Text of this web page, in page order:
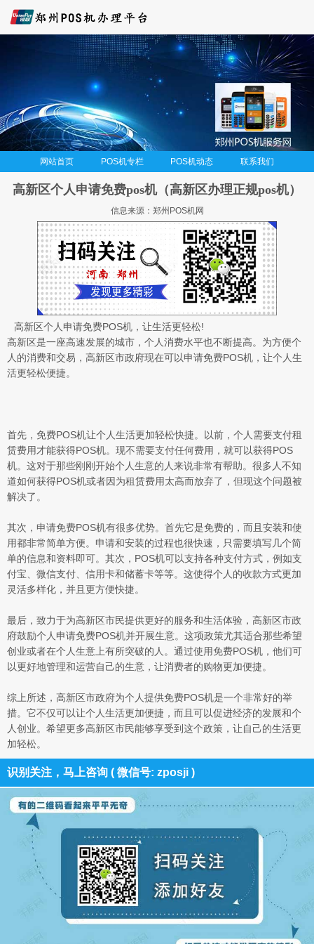
网站首页 POS机专栏 POS机动态 联系我们
高新区个人申请免费pos机（高新区办理正规pos机）
信息来源：郑州POS机网
高新区个人申请免费POS机，让生活更轻松!
高新区是一座高速发展的城市，个人消费水平也不断提高。为方便个
人的消费和交易，高新区市政府现在可以申请免费POS机，让个人生
活更轻松便捷。
首先，免费POS机让个人生活更加轻松快捷。以前，个人需要支付租
赁费用才能获得POS机。现不需要支付任何费用，就可以获得POS
机。这对于那些刚刚开始个人生意的人来说非常有帮助。很多人不知
道如何获得POS机或者因为租赁费用太高而放弃了，但现这个问题被
解决了。
其次，申请免费POS机有很多优势。首先它是免费的，而且安装和使
用都非常简单方便。申请和安装的过程也很快速，只需要填写几个简
单的信息和资料即可。其次，POS机可以支持各种支付方式，例如支
付宝、微信支付、信用卡和储蓄卡等等。这使得个人的收款方式更加
灵活多样化，并且更方便快捷。
最后，致力于为高新区市民提供更好的服务和生活体验，高新区市政
府鼓励个人申请免费POS机并开展生意。这项政策尤其适合那些希望
创业或者在个人生意上有所突破的人。通过使用免费POS机，他们可
以更好地管理和运营自己的生意，让消费者的购物更加便捷。
综上所述，高新区市政府为个人提供免费POS机是一个非常好的举
措。它不仅可以让个人生活更加便捷，而且可以促进经济的发展和个
人创业。希望更多高新区市民能够享受到这个政策，让自己的生活更
加轻松。
识别关注，马上咨询 ( 微信号: zposji )